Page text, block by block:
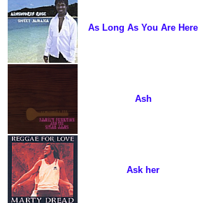
As Long As You Are Here
Ash
Ask her